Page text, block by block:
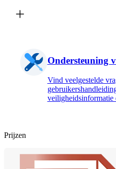
Ondersteuning
Vind veelgestelde
veiligheidsinformatie
Prijzen